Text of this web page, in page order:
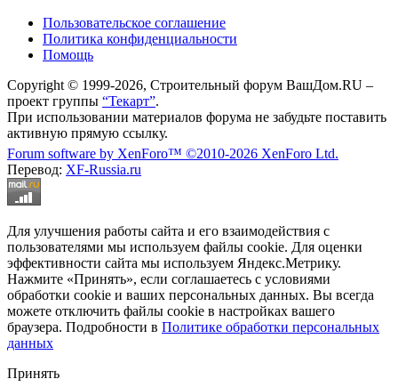
Пользовательское соглашение
Политика конфиденциальности
Помощь
Copyright © 1999-2026, Строительный форум ВашДом.RU –
проект группы “Текарт”.
При использовании материалов форума не забудьте поставить
активную прямую ссылку.
Forum software by XenForo™ ©2010-2026 XenForo Ltd.
Перевод: XF-Russia.ru
Для улучшения работы сайта и его взаимодействия с
пользователями мы используем файлы cookie. Для оценки
эффективности сайта мы используем Яндекс.Метрику.
Нажмите «Принять», если соглашаетесь с условиями
обработки cookie и ваших персональных данных. Вы всегда
можете отключить файлы cookie в настройках вашего
браузера. Подробности в Политике обработки персональных
данных
Принять